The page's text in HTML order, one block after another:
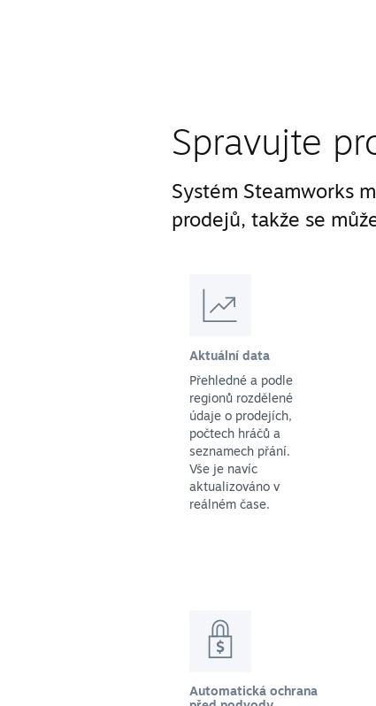
Spravujte
Systém Steamworks
prodejů, takže se
Aktuální data
Přehledné a podle
regionů rozdělené
údaje o prodejích,
počtech hráčů a
seznamech přání.
Vše je navíc
aktualizováno v
reálném čase.
Automatická ochrana